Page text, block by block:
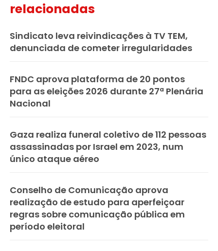
relacionadas
Sindicato leva reivindicações à TV TEM,
denunciada de cometer irregularidades
FNDC aprova plataforma de 20 pontos
para as eleições 2026 durante 27ª Plenária
Nacional
Gaza realiza funeral coletivo de 112 pessoas
assassinadas por Israel em 2023, num
único ataque aéreo
Conselho de Comunicação aprova
realização de estudo para aperfeiçoar
regras sobre comunicação pública em
período eleitoral